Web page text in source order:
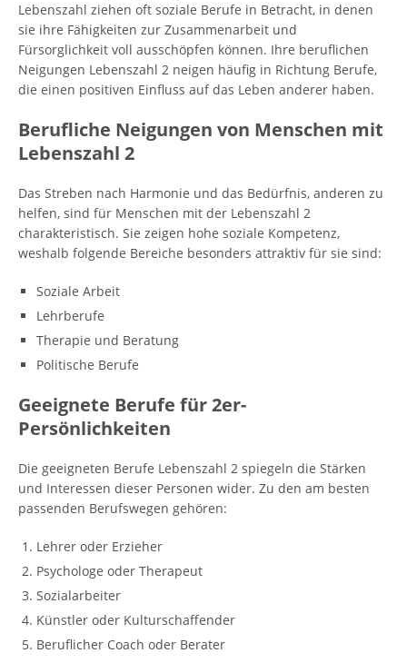
Lebenszahl ziehen oft soziale Berufe in Betracht, in denen
sie ihre Fähigkeiten zur Zusammenarbeit und
Fürsorglichkeit voll ausschöpfen können. Ihre beruflichen
Neigungen Lebenszahl 2 neigen häufig in Richtung Berufe,
die einen positiven Einfluss auf das Leben anderer haben.
Berufliche Neigungen von Menschen mit
Lebenszahl 2
Das Streben nach Harmonie und das Bedürfnis, anderen zu
helfen, sind für Menschen mit der Lebenszahl 2
charakteristisch. Sie zeigen hohe soziale Kompetenz,
weshalb folgende Bereiche besonders attraktiv für sie sind:
Soziale Arbeit
Lehrberufe
Therapie und Beratung
Politische Berufe
Geeignete Berufe für 2er-
Persönlichkeiten
Die geeigneten Berufe Lebenszahl 2 spiegeln die Stärken
und Interessen dieser Personen wider. Zu den am besten
passenden Berufswegen gehören:
Lehrer oder Erzieher
Psychologe oder Therapeut
Sozialarbeiter
Künstler oder Kulturschaffender
Beruflicher Coach oder Berater